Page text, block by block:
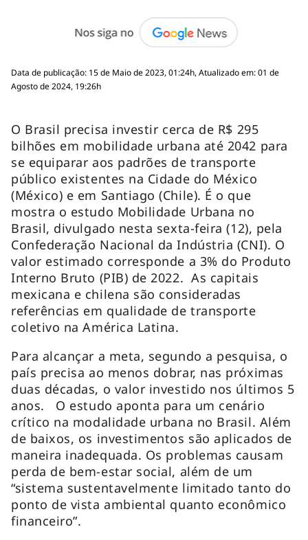
Data de publicação: 15 de Maio de 2023, 01:24h, Atualizado em: 01 de
Agosto de 2024, 19:26h
O Brasil precisa investir cerca de R$ 295
bilhões em mobilidade urbana até 2042 para
se equiparar aos padrões de transporte
público existentes na Cidade do México
(México) e em Santiago (Chile). É o que
mostra o estudo Mobilidade Urbana no
Brasil, divulgado nesta sexta-feira (12), pela
Confederação Nacional da Indústria (CNI). O
valor estimado corresponde a 3% do Produto
Interno Bruto (PIB) de 2022. As capitais
mexicana e chilena são consideradas
referências em qualidade de transporte
coletivo na América Latina.
Para alcançar a meta, segundo a pesquisa, o
país precisa ao menos dobrar, nas próximas
duas décadas, o valor investido nos últimos 5
anos. O estudo aponta para um cenário
crítico na modalidade urbana no Brasil. Além
de baixos, os investimentos são aplicados de
maneira inadequada. Os problemas causam
perda de bem-estar social, além de um
“sistema sustentavelmente limitado tanto do
ponto de vista ambiental quanto econômico
financeiro”.